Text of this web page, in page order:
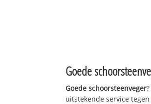
Goede
Goede schoorsteenveger
uitstekende service